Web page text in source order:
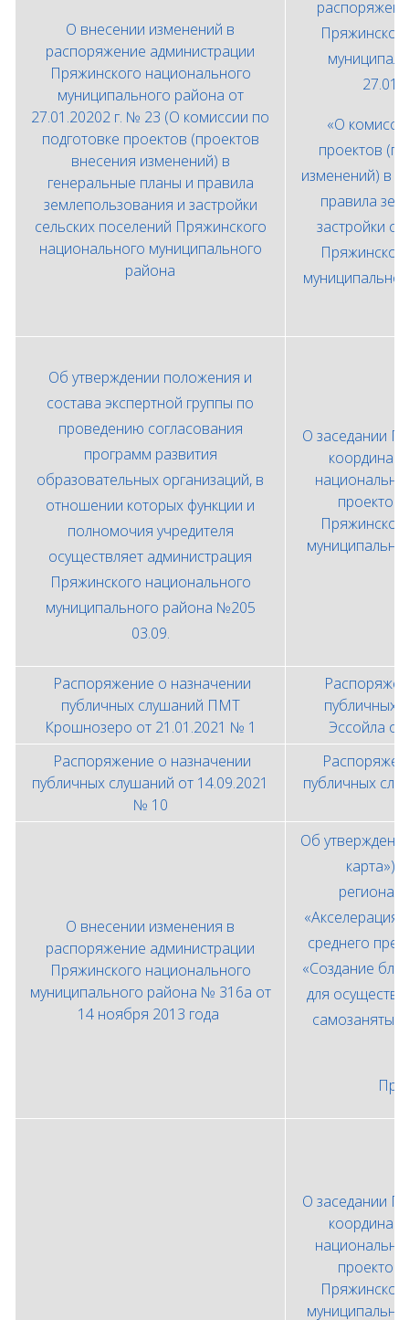
О внесении изменений в
распоряжение администрации
Пряжинского национального
муниципального района от
27.01.20202 г. № 23 (О комиссии по
подготовке проектов (проектов
внесения изменений) в
генеральные планы и правила
землепользования и застройки
сельских поселений Пряжинского
национального муниципального
района
«О
проектов
изменений) в
правила
застройки
Об утверждении положения и
состава экспертной группы по
проведению согласования
программ развития
образовательных организаций, в
отношении которых функции и
полномочия учредителя
осуществляет администрация
Пряжинского национального
муниципального района №205
03.09.
О заседании
проектов
Распоряжение о назначении
публичных слушаний ПМТ
Крошнозеро от 21.01.2021 № 1
публичных
Эссойла
Распоряжение о назначении
публичных слушаний от 14.09.2021
№ 10
публичных
О внесении изменения в
распоряжение администрации
Пряжинского национального
муниципального района № 316а от
14 ноября 2013 года
Об
«Акселерация
среднего
«Создание
для
самозанятых
О заседании
проектов